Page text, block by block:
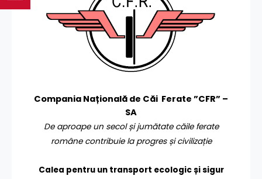
Compania Națională de Căi Ferate ”CFR” –
SA
De aproape un secol și jumătate căile ferate
române contribuie la progres și civilizație
Calea pentru un transport ecologic și sigur